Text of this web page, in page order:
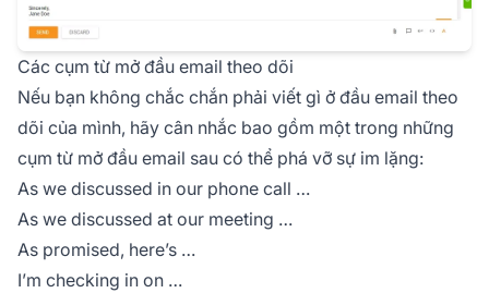
Các cụm từ mở đầu email theo dõi
Nếu bạn không chắc chắn phải viết gì ở đầu email theo
dõi của mình, hãy cân nhắc bao gồm một trong những
cụm từ mở đầu email sau có thể phá vỡ sự im lặng:
As we discussed in our phone call …
As we discussed at our meeting …
As promised, here’s …
I’m checking in on …